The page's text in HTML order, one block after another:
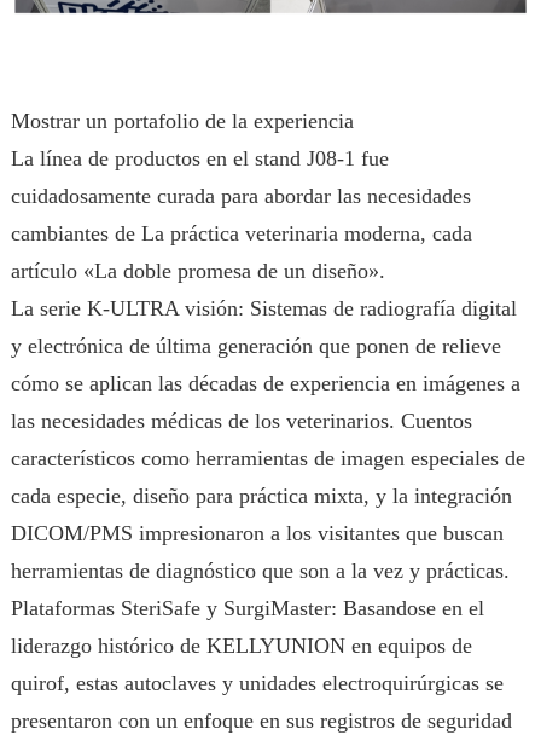
Mostrar un portafolio de la experiencia
La línea de productos en el stand J08-1 fue
cuidadosamente curada para abordar las necesidades
cambiantes de La práctica veterinaria moderna, cada
artículo «La doble promesa de un diseño».
La serie K-ULTRA visión: Sistemas de radiografía digital
y electrónica de última generación que ponen de relieve
cómo se aplican las décadas de experiencia en imágenes a
las necesidades médicas de los veterinarios. Cuentos
característicos como herramientas de imagen especiales de
cada especie, diseño para práctica mixta, y la integración
DICOM/PMS impresionaron a los visitantes que buscan
herramientas de diagnóstico que son a la vez y prácticas.
Plataformas SteriSafe y SurgiMaster: Basandose en el
liderazgo histórico de KELLYUNION en equipos de
quirof, estas autoclaves y unidades electroquirúrgicas se
presentaron con un enfoque en sus registros de seguridad